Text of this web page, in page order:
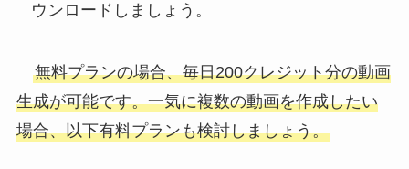
ウンロードしましょう。
無料プランの場合、毎日200クレジット分の動画
生成が可能です。一気に複数の動画を作成したい
場合、以下有料プランも検討しましょう。